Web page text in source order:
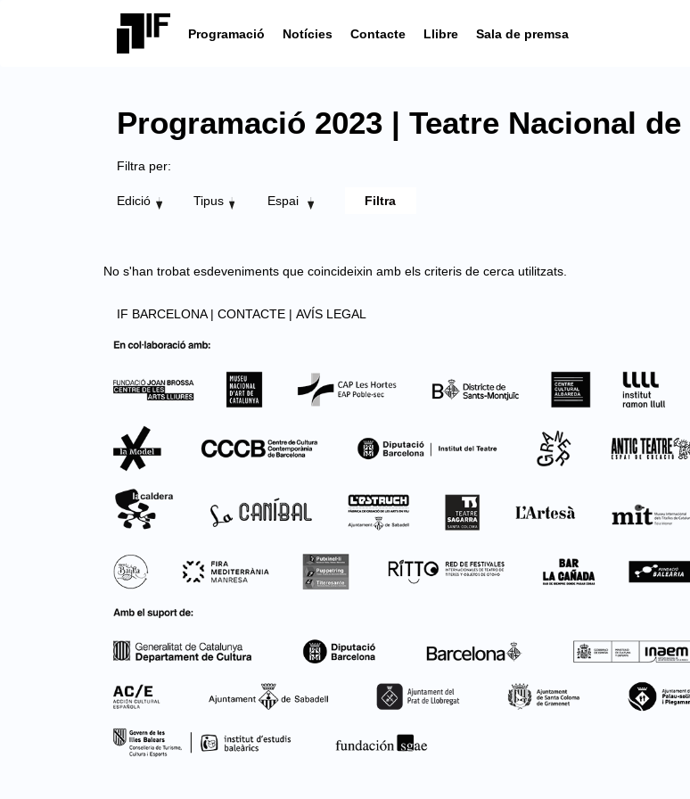
Programació Notícies Contacte Llibre Sala de premsa
Programació 2023 | Teatre Nacional
Filtra per:
Edició Tipus Espai
No s'han trobat esdeveniments que coincideixin amb els criteris de cerca utilitzats.
IF BARCELONA | CONTACTE | AVÍS LEGAL